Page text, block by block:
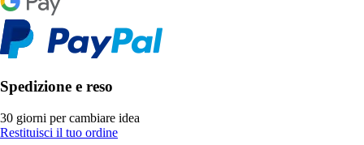
Spedizione e reso
30 giorni per cambiare idea
Restituisci il tuo ordine